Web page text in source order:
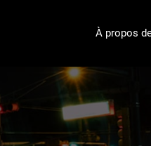
À propos